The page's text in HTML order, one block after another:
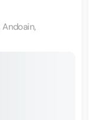
Andoain,